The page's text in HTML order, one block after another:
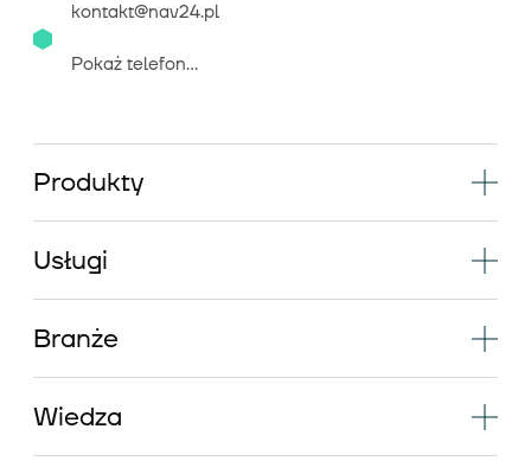
kontakt@nav24.pl
Pokaż telefon...
Produkty
Usługi
Branże
Wiedza